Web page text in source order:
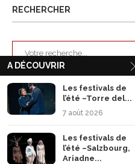
RECHERCHER
ARCHIVES
A DÉCOUVRIR
Les festivals de
l’été –Torre del...
7 août 2026
Les festivals de
l’été –Salzbourg,
Ariadne...